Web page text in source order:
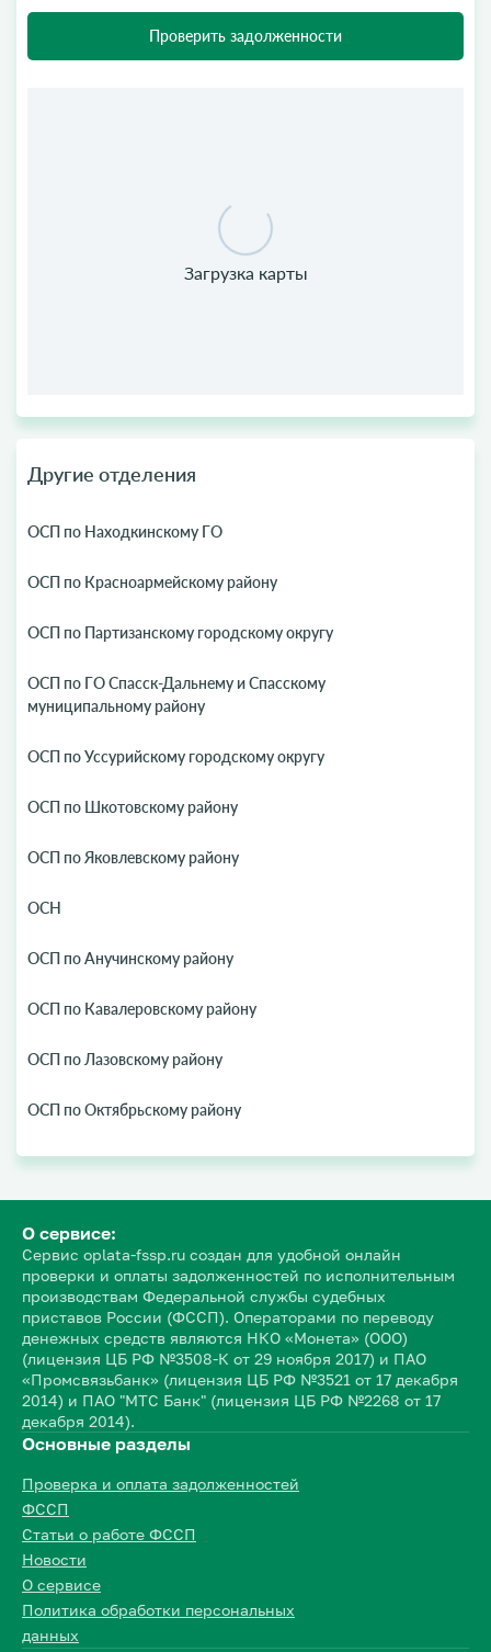
Проверить задолженности
Другие отделения
ОСП по Находкинскому ГО
ОСП по Красноармейскому району
ОСП по Партизанскому городскому округу
ОСП по ГО Спасск-Дальнему и Спасскому
муниципальному району
ОСП по Уссурийскому городскому округу
ОСП по Шкотовскому району
ОСП по Яковлевскому району
ОСН
ОСП по Анучинскому району
ОСП по Кавалеровскому району
ОСП по Лазовскому району
ОСП по Октябрьскому району
О сервисе:
Сервис oplata-fssp.ru создан для удобной онлайн
проверки и оплаты задолженностей по исполнительным
производствам Федеральной службы судебных
приставов России (ФССП). Операторами по переводу
денежных средств являются НКО «Монета» (ООО)
(лицензия ЦБ РФ №3508-К от 29 ноября 2017) и ПАО
«Промсвязьбанк» (лицензия ЦБ РФ №3521 от 17 декабря
2014) и ПАО "МТС Банк" (лицензия ЦБ РФ №2268 от 17
декабря 2014).
Основные разделы
Проверка и оплата задолженностей
ФССП
Статьи о работе ФССП
Новости
О сервисе
Политика обработки персональных
данных